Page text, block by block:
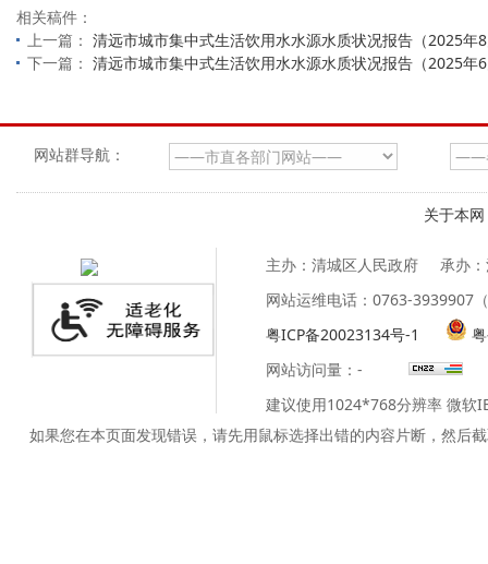
相关稿件：
上一篇： 清远市城市集中式生活饮用水水源水质状况报告（2025年
下一篇： 清远市城市集中式生活饮用水水源水质状况报告（2025年
网站群导航：
关于本网
主办：清城区人民政府
承办
网站运维电话：0763-3939907
粤ICP备20023134号-1
网站访问量： -
建议使用1024*768分辨率 微软
如果您在本页面发现错误，请先用鼠标选择出错的内容片断，然后